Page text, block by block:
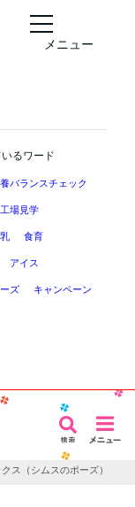
メニュー
るワード
バランスチェック
工場見学
食育
アイス
ズ キャンペーン
ス（シムスのポーズ）